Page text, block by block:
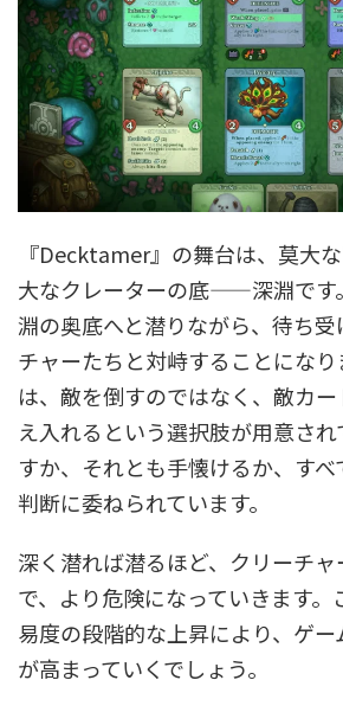
『Decktamer』の舞台は、莫大
大なクレーターの底——深淵です
淵の奥底へと潜りながら、待ち
チャーたちと対峙することにな
は、敵を倒すのではなく、敵カ
え入れるという選択肢が用意さ
すか、それとも手懐けるか、す
判断に委ねられています。
深く潜れば潜るほど、クリーチ
で、より危険になっていきます。
易度の段階的な上昇により、ゲ
が高まっていくでしょう。